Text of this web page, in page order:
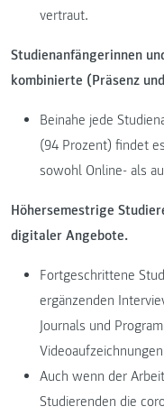
vertraut.
Studienanfängerinnen
kombinierte (Präsenz
Beinahe jede
(94 Prozent) findet
sowohl Online- als
Höhersemestrige
digitaler Angebote.
Fortgeschrittene
ergänzenden
Journals und
Auch wenn der
Studierenden die